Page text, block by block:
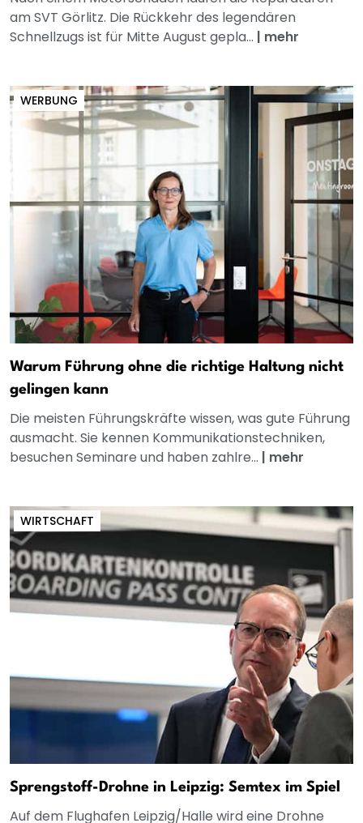
am SVT Görlitz. Die Rückkehr des legendären
Schnellzugs ist für Mitte August gepla... | mehr
WERBUNG
Warum Führung ohne die richtige Haltung nicht
gelingen kann
Die meisten Führungskräfte wissen, was gute Führung
ausmacht. Sie kennen Kommunikationstechniken,
besuchen Seminare und haben zahlre... | mehr
WIRTSCHAFT
Sprengstoff-Drohne in Leipzig: Semtex im Spiel
Auf dem Flughafen Leipzig/Halle wird eine Drohne